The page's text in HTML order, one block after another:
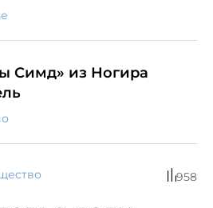
Симд» из Ногира
958